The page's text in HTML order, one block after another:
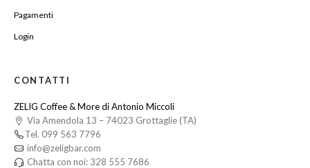
Pagamenti
Login
CONTATTI
ZELIG Coffee & More di Antonio Miccoli
Via Amendola 13 – 74023 Grottaglie (TA)
Tel. 099 563 7796
info@zeligbar.com
Chatta con noi: 328 555 7686